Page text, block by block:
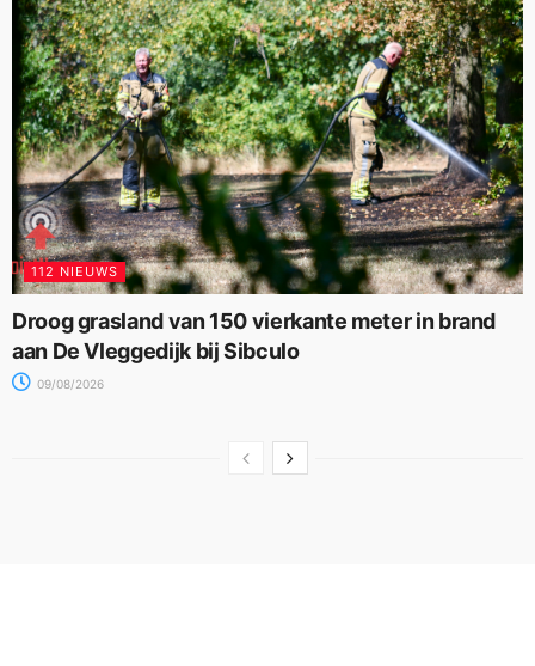
112 NIEUWS
Droog grasland van 150 vierkante meter in brand
aan De Vleggedijk bij Sibculo
09/08/2026